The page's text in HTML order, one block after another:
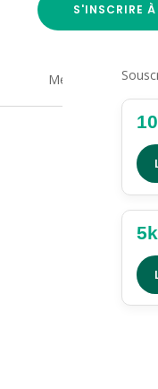
S'INSCRIRE
Medias